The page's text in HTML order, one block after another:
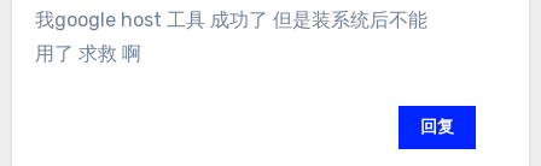
我google host 工具 成功了 但是装系统后不能
用了 求救 啊
回复